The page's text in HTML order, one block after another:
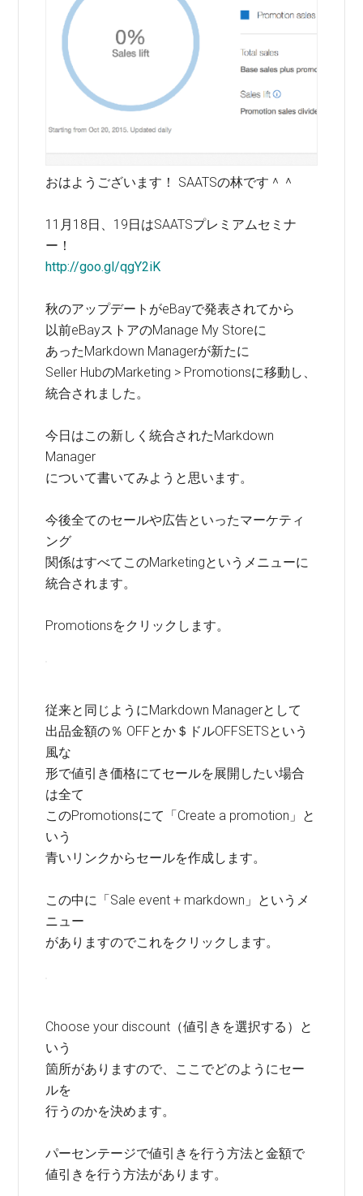
おはようございます！ SAATSの林です＾＾
11月18日、19日はSAATSプレミアムセミナ
ー！
http://goo.gl/qgY2iK
秋のアップデートがeBayで発表されてから
以前eBayストアのManage My Storeに
あったMarkdown Managerが新たに
Seller HubのMarketing > Promotionsに移動し、
統合されました。
今日はこの新しく統合されたMarkdown
Manager
について書いてみようと思います。
今後全てのセールや広告といったマーケティ
ング
関係はすべてこのMarketingというメニューに
統合されます。
Promotionsをクリックします。
従来と同じようにMarkdown Managerとして
出品金額の％ OFFとか＄ドルOFFSETSという
風な
形で値引き価格にてセールを展開したい場合
は全て
このPromotionsにて「Create a promotion」と
いう
青いリンクからセールを作成します。
この中に「Sale event + markdown」というメ
ニュー
がありますのでこれをクリックします。
Choose your discount（値引きを選択する）と
いう
箇所がありますので、ここでどのようにセー
ルを
行うのかを決めます。
パーセンテージで値引きを行う方法と金額で
値引きを行う方法があります。